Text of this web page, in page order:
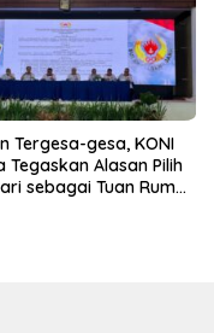
Tergesa-gesa, KONI
Tegaskan Alasan Pilih
sebagai Tuan Rumah